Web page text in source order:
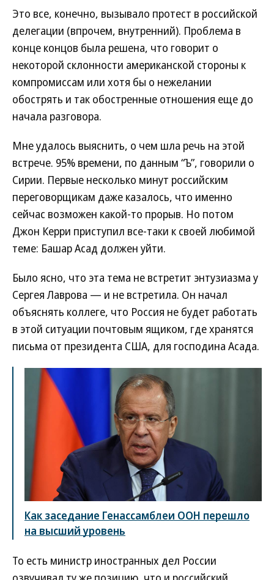
Это все, конечно, вызывало протест в российской
делегации (впрочем, внутренний). Проблема в
конце концов была решена, что говорит о
некоторой склонности американской стороны к
компромиссам или хотя бы о нежелании
обострять и так обостренные отношения еще до
начала разговора.
Мне удалось выяснить, о чем шла речь на этой
встрече. 95% времени, по данным “Ъ”, говорили о
Сирии. Первые несколько минут российским
переговорщикам даже казалось, что именно
сейчас возможен какой-то прорыв. Но потом
Джон Керри приступил все-таки к своей любимой
теме: Башар Асад должен уйти.
Было ясно, что эта тема не встретит энтузиазма у
Сергея Лаврова — и не встретила. Он начал
объяснять коллеге, что Россия не будет работать
в этой ситуации почтовым ящиком, где хранятся
письма от президента США, для господина Асада.
Как заседание Генассамблеи ООН перешло
на высший уровень
То есть министр иностранных дел России